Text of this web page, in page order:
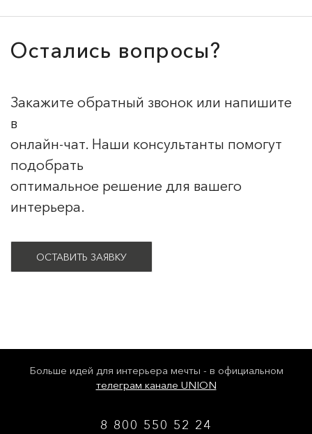
Остались вопросы?
Закажите обратный звонок или напишите
в
онлайн-чат. Наши консультанты помогут
подобрать
оптимальное решение для вашего
интерьера.
ОСТАВИТЬ ЗАЯВКУ
Больше идей для интерьера мечты - в официальном
телеграм канале UNION
8 800 550 52 24